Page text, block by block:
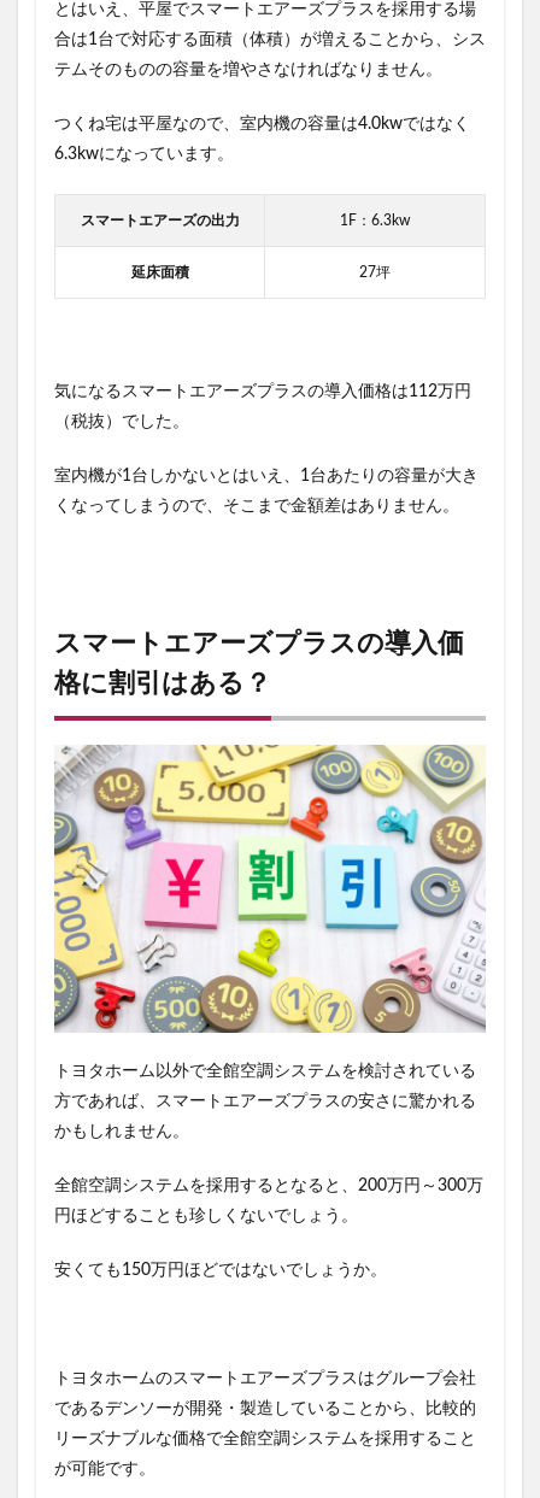
とはいえ、平屋でスマートエアーズプラスを採用する場
合は1台で対応する面積（体積）が増えることから、シス
テムそのものの容量を増やさなければなりません。
つくね宅は平屋なので、 室内機の容量は4.0kwではなく
6.3kwになっています。
スマートエアーズの出力 1F：6.3kw
延床面積 27坪
気になるスマートエアーズプラスの導入価格は112万円
（税抜） でした。
室内機が1台しかないとはいえ、1台あたりの容量が大き
くなってしまうので、そこまで金額差はありません。
スマートエアーズプラスの導入価
格に割引はある？
トヨタホーム以外で全館空調システムを検討されている
方であれば、スマートエアーズプラスの安さに驚かれる
かもしれません。
全館空調システムを採用するとなると、200万円～300万
円ほどすることも珍しくないでしょう。
安くても150万円ほどではないでしょうか。
トヨタホームのスマートエアーズプラスはグループ会社
であるデンソーが開発・製造していることから、
比較的
リーズナブルな価格で全館空調システムを採用すること
が可能です。